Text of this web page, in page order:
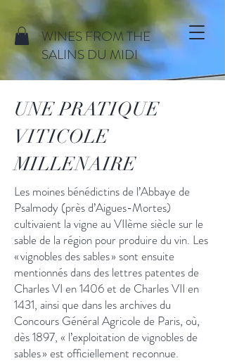
WINES FROM THE
SALINS DU MIDI
UNE PRATIQUE
VITICOLE
MILLENAIRE
Les moines bénédictins de l’Abbaye de
Psalmody (près d’Aigues-Mortes)
cultivaient la vigne au VIIème siècle sur le
sable de la région pour produire du vin. Les
« vignobles des sables » sont ensuite
mentionnés dans des lettres patentes de
Charles VI en 1406 et de Charles VII en
1431, ainsi que dans les archives du
Concours Général Agricole de Paris, où,
dès 1897, « l’exploitation de vignobles de
sables » est officiellement reconnue.